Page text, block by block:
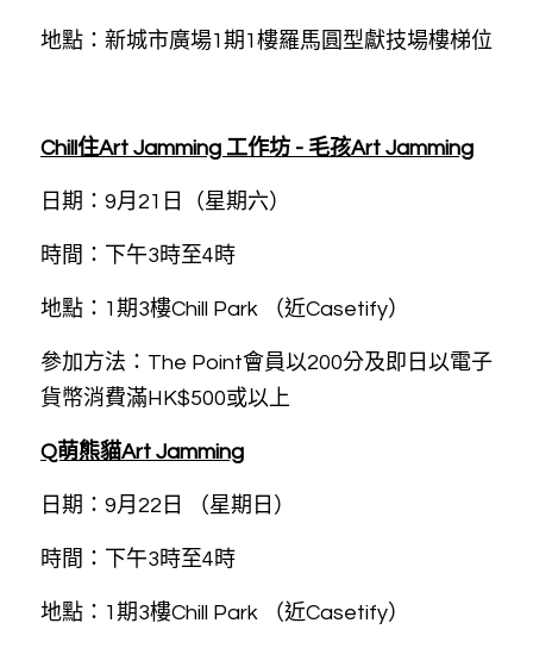
地點：新城市廣場1期1樓羅馬圓型獻技場樓梯位
Chill住Art Jamming 工作坊 - 毛孩Art Jamming
日期：9月21日（星期六）
時間：下午3時至4時
地點：1期3樓Chill Park （近Casetify）
參加方法：The Point會員以200分及即日以電子
貨幣消費滿HK$500或以上
Q萌熊貓Art Jamming
日期：9月22日 （星期日）
時間：下午3時至4時
地點：1期3樓Chill Park （近Casetify）